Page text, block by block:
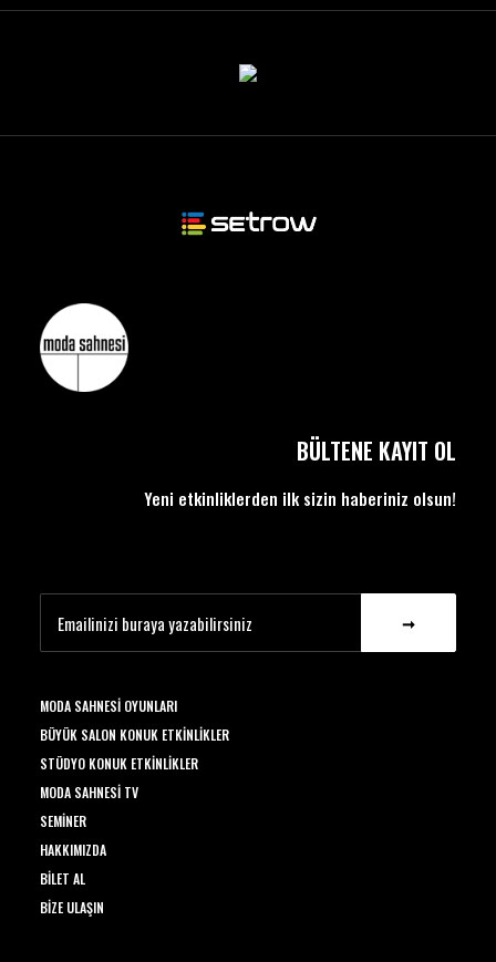
BÜLTENE KAYIT OL
Yeni etkinliklerden ilk sizin haberiniz olsun!
MODA SAHNESI OYUNLARI
BÜYÜK SALON KONUK ETKINLIKLER
STÜDYO KONUK ETKINLIKLER
MODA SAHNESI TV
SEMINER
HAKKIMIZDA
BILET AL
BIZE ULAŞIN